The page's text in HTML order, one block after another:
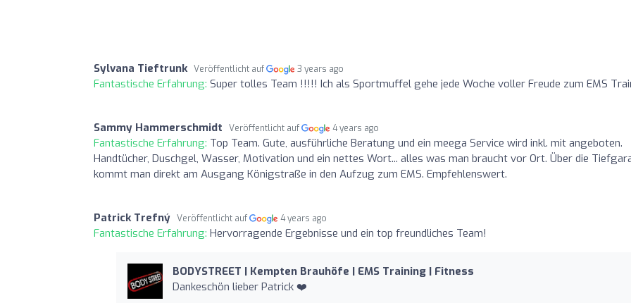
Sylvana Tieftrunk Veröffentlicht auf 3 years ago
Fantastische Erfahrung: Super tolles Team !!!!! Ich als Sportmuffel gehe jede Woche voller Freude zum EMS
Sammy Hammerschmidt Veröffentlicht auf 4 years ago
Fantastische Erfahrung: Top Team. Gute, ausführliche Beratung und ein meega Service wird inkl. mit angeboten.
Handtücher, Duschgel, Wasser, Motivation und ein nettes Wort... alles was man braucht vor Ort. Über die
kommt man direkt am Ausgang Königstraße in den Aufzug zum EMS. Empfehlenswert.
Patrick Trefný Veröffentlicht auf 4 years ago
Fantastische Erfahrung: Hervorragende Ergebnisse und ein top freundliches Team!
BODYSTREET | Kempten Brauhöfe | EMS Training | Fitness
Dankeschön lieber Patrick ❤️